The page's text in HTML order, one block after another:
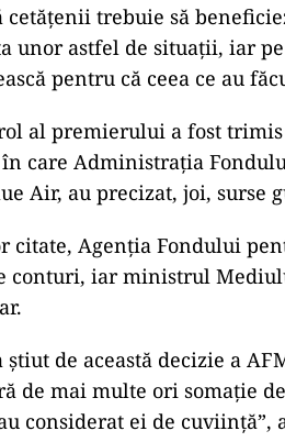
cetăţenii trebuie să
unor astfel de situaţii, iar
pentru că ceea ce au
al premierului a fost
care Administraţia
Air, au precizat, joi, surse
citate, Agenţia Fondului
conturi, iar ministrul
de această decizie a
de mai multe ori somaţie
considerat ei de cuviinţă”,